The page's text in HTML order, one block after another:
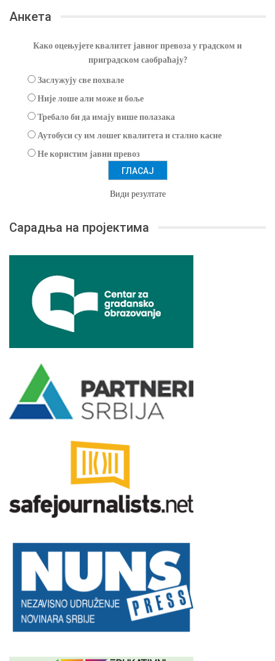
Анкета
Како оцењујете квалитет јавног превоза у градском и
приградском саобраћају?
Заслужују све похвале
Није лоше али може и боље
Требало би да имају више полазака
Аутобуси су им лошег квалитета и стално касне
Не користим јавни превоз
Види резултате
Сарадња на пројектима